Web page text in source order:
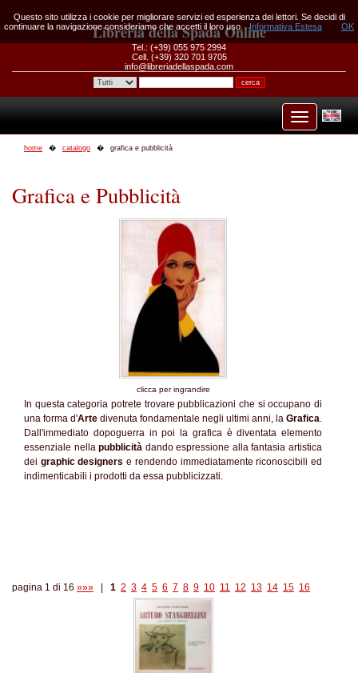
Libreria della Spada Online
Tel.: (+39) 055 975 2994
Cell. (+39) 320 701 9705
info@libreriadellaspada.com
home catalogo grafica e pubblicità
Grafica e Pubblicità
clicca per ingrandire
In questa categoria potrete trovare pubblicazioni che si occupano di
una forma d'Arte divenuta fondamentale negli ultimi anni, la Grafica.
Dall'immediato dopoguerra in poi la grafica è diventata elemento
essenziale nellapubblicità dando espressione alla fantasia artistica
dei graphic designerse rendendo immediatamente riconoscibili ed
indimenticabili i prodotti da essa pubblicizzati.
pagina 1 di 16 »»» 1 2 3 4 5 6 7 8 9 10 11 12 13 14 15 16
Questo sito utilizza i cookie per migliorare servizi ed esperienza dei lettori. Se decidi di
continuare la navigazione consideriamo che accetti il loro uso.
Informativa Estesa OK